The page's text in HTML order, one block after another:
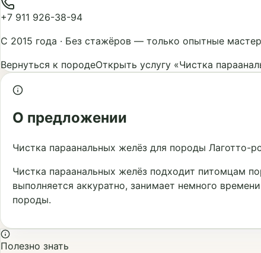
+7 911 926-38-94
С 2015 года · Без стажёров — только опытные
Вернуться к породеОткрыть услугу «Чистка
О предложении
Чистка параанальных желёз для породы Лаготто-
Чистка параанальных желёз подходит питомцам
выполняется аккуратно, занимает немного
породы.
Полезно знать